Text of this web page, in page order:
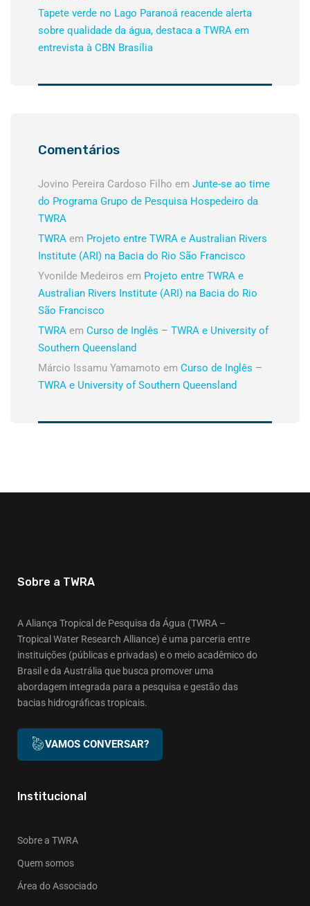
Tapete verde no Lago Paranoá reacende alerta
sobre qualidade da água, destaca a TWRA em
entrevista à CBN Brasília
Comentários
Jovino Pereira Cardoso Filho em Junte-se ao time
do Programa Grupo de Pesquisa Hospedeiro da
TWRA
TWRA em Projeto entre TWRA e Australian Rivers
Institute (ARI) na Bacia do Rio São Francisco
Yvonilde Medeiros em Projeto entre TWRA e
Australian Rivers Institute (ARI) na Bacia do Rio
São Francisco
TWRA em Curso de Inglês – TWRA e University of
Southern Queensland
Márcio Issamu Yamamoto em Curso de Inglês –
TWRA e University of Southern Queensland
Sobre a TWRA
A Aliança Tropical de Pesquisa da Água (TWRA –
Tropical Water Research Alliance) é uma parceria entre
instituições (públicas e privadas) e o meio acadêmico do
Brasil e da Austrália que busca promover uma
abordagem integrada para a pesquisa e gestão das
bacias hidrográficas tropicais.
VAMOS CONVERSAR?
Institucional
Sobre a TWRA
Quem somos
Área do Associado